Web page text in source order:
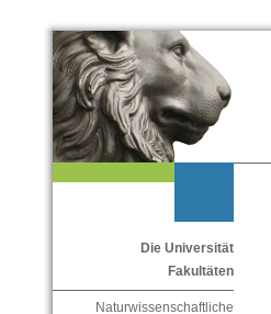
Die Universität
Fakultäten
Naturwissenschaftliche